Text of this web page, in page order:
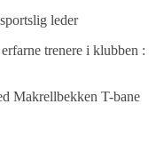
leder
trenere i klubben :
Makrellbekken T-bane